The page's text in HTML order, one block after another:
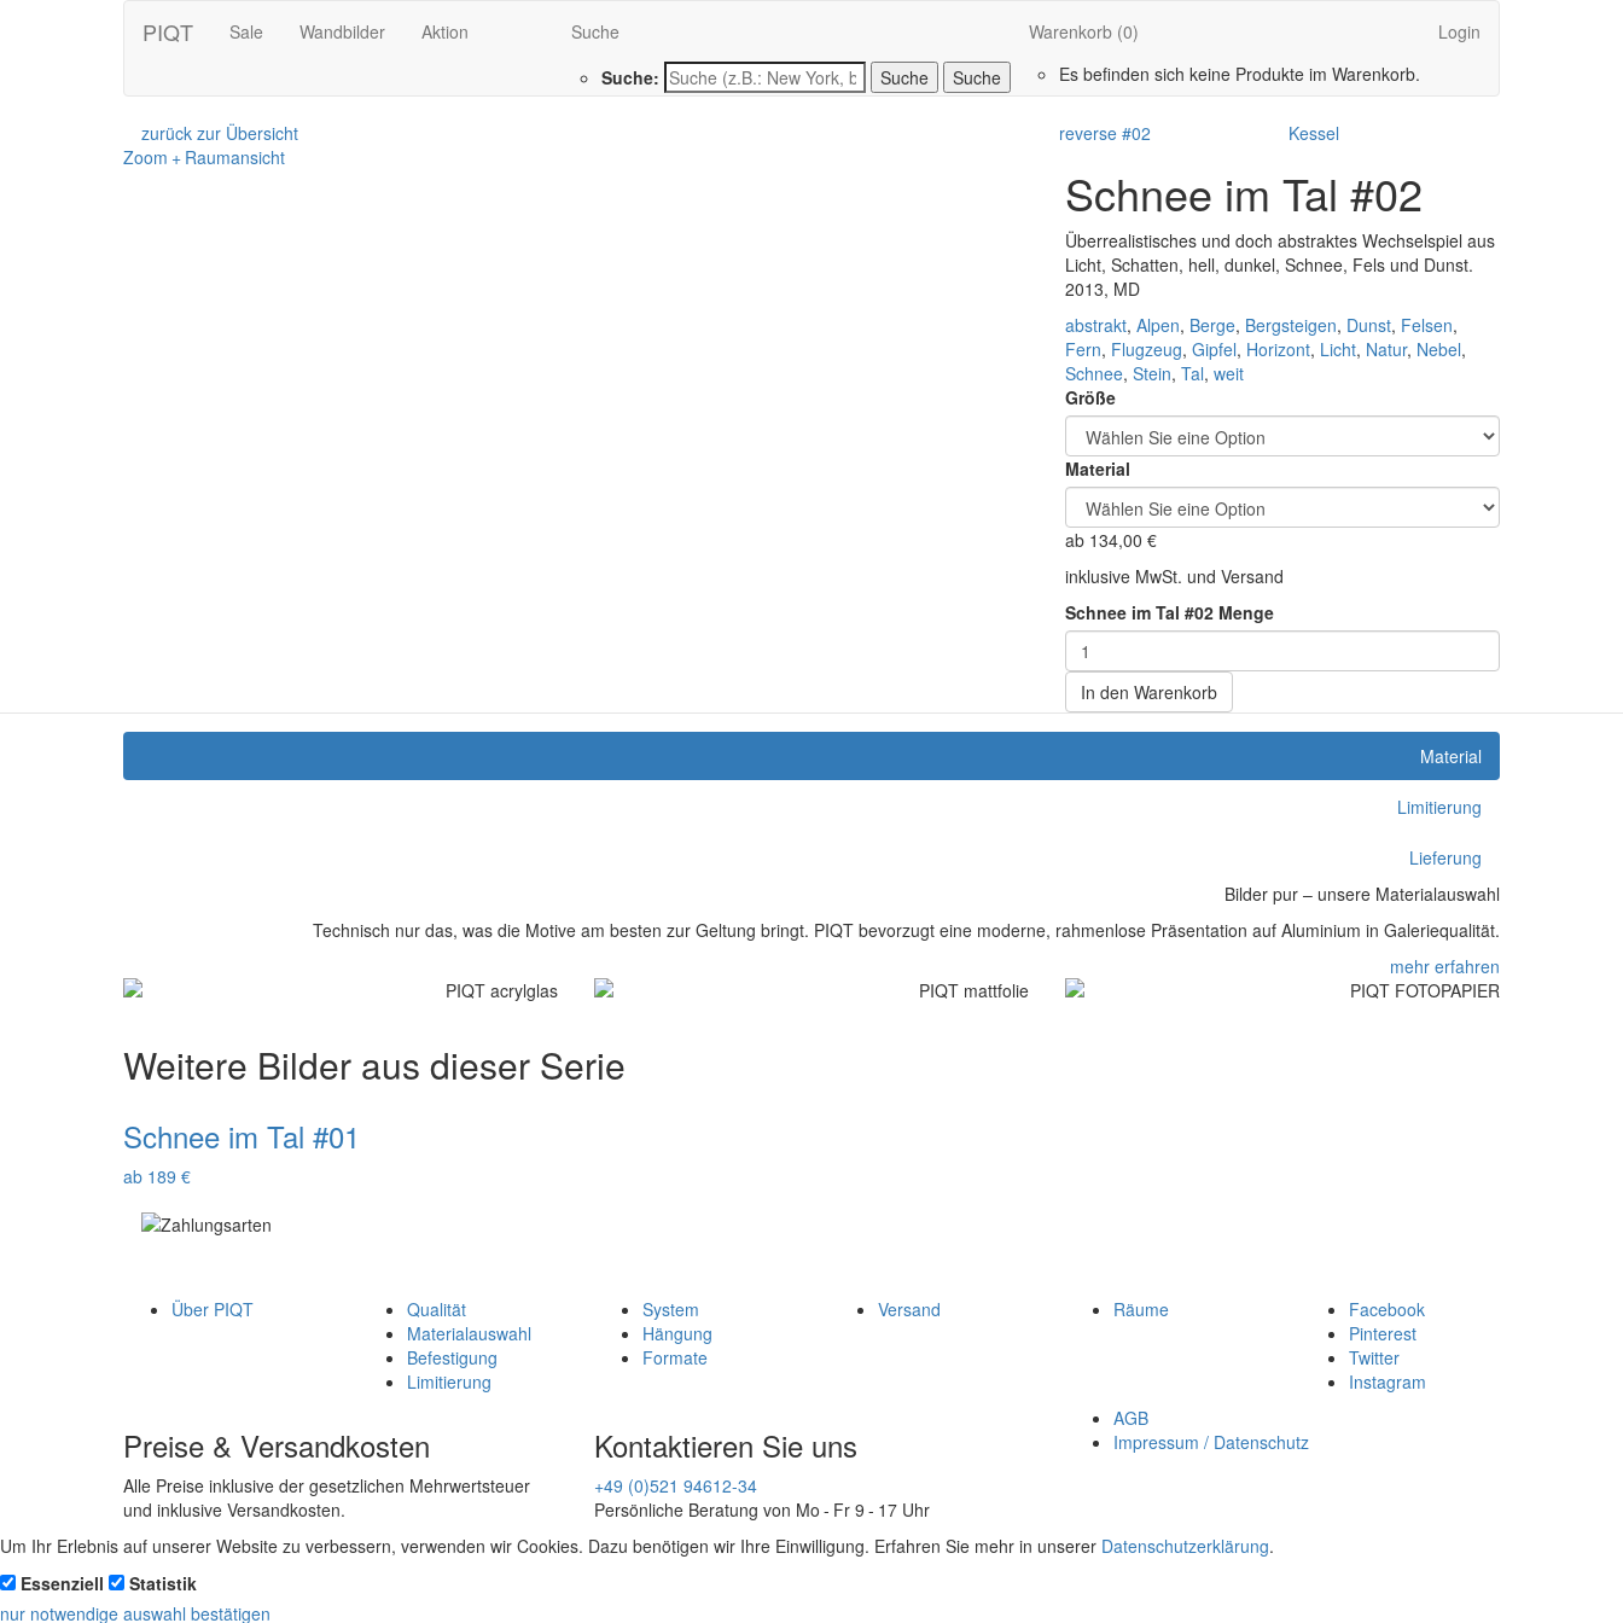
PIQT Sale Wandbilder Aktion
Suche
Suche:
Suche
Warenkorb (0)
Es befinden sich keine Produkte im Warenkorb.
Login
zurück zur Übersicht reverse #02
Kessel
Zoom + Raumansicht
Schnee im Tal #02
Überrealistisches und doch abstraktes Wechselspiel aus
Licht, Schatten, hell, dunkel, Schnee, Fels und Dunst.
2013, MD
abstrakt, Alpen, Berge, Bergsteigen, Dunst, Felsen,
Fern, Flugzeug, Gipfel, Horizont, Licht, Natur, Nebel,
Schnee, Stein, Tal, weit
Größe
Material
ab 134,00 €
inklusive MwSt. und Versand
Schnee im Tal #02 Menge
In den Warenkorb
Material
Limitierung
Lieferung
Bilder pur – unsere Materialauswahl
Technisch nur das, was die Motive am besten zur Geltung bringt. PIQT bevorzugt eine moderne, rahmenlose Präsentation auf Aluminium in Galeriequalität.
mehr erfahren
Weitere Bilder aus dieser Serie
Schnee im Tal #01
ab 189 €
Über PIQT
Qualität
Materialauswahl
Befestigung
Limitierung
System
Hängung
Formate
Versand Räume
Facebook
Pinterest
Twitter
Instagram
Preise & Versandkosten
Alle Preise inklusive der gesetzlichen Mehrwertsteuer
und inklusive Versandkosten.
Kontaktieren Sie uns
+49 (0)521 94612-34
Persönliche Beratung von Mo - Fr 9 - 17 Uhr
AGB
Impressum / Datenschutz
Um Ihr Erlebnis auf unserer Website zu verbessern, verwenden wir Cookies. Dazu benötigen wir Ihre Einwilligung. Erfahren Sie mehr in unserer Datenschutzerklärung.
Essenziell
Statistik
nur notwendige auswahl bestätigen